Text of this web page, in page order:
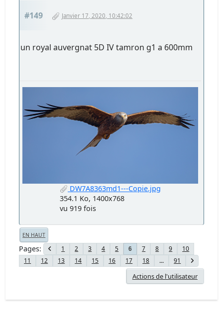
#149 Janvier 17, 2020, 10:42:02
un royal auvergnat 5D IV tamron g1 a 600mm
DW7A8363md1---Copie.jpg
354.1 Ko, 1400x768
vu 919 fois
EN HAUT
Pages 1 2 3 4 5 6 7 8 9
10
11
12 13 14 15 16 17 18 ... 91
Actions de l'utilisateur